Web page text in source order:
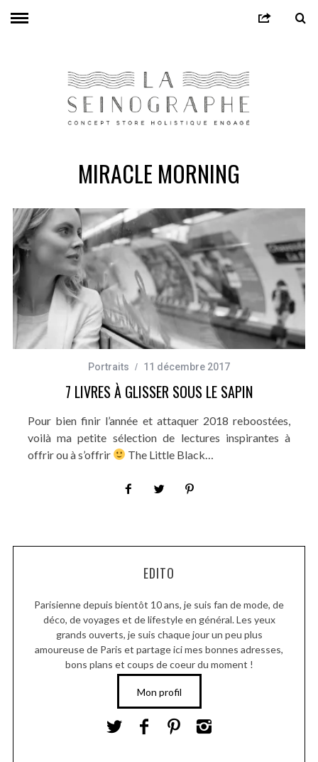
MIRACLE MORNING
Portraits 11 décembre 2017
7 LIVRES À GLISSER SOUS LE SAPIN
Pour bien finir l’année et attaquer 2018 reboostées,
voilà ma petite sélection de lectures inspirantes à
offrir ou à s’offrir
The Little Black…
EDITO
Parisienne depuis bientôt 10 ans, je suis fan de mode, de
déco, de voyages et de lifestyle en général. Les yeux
grands ouverts, je suis chaque jour un peu plus
amoureuse de Paris et partage ici mes bonnes adresses,
bons plans et coups de coeur du moment !
Mon profil